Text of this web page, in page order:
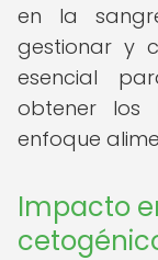
en la
gestionar y
esencial
obtener los
enfoque
Impacto